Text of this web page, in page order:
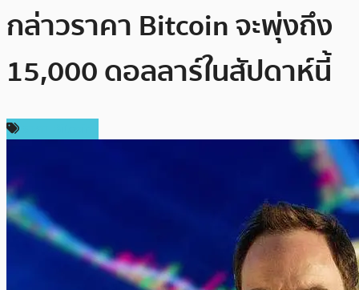
กล่าวราคา Bitcoin จะพุ่งถึง
15,000 ดอลลาร์ในสัปดาห์นี้